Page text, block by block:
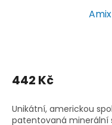
442 Kč
Unikátní, americkou
patentovaná minerální